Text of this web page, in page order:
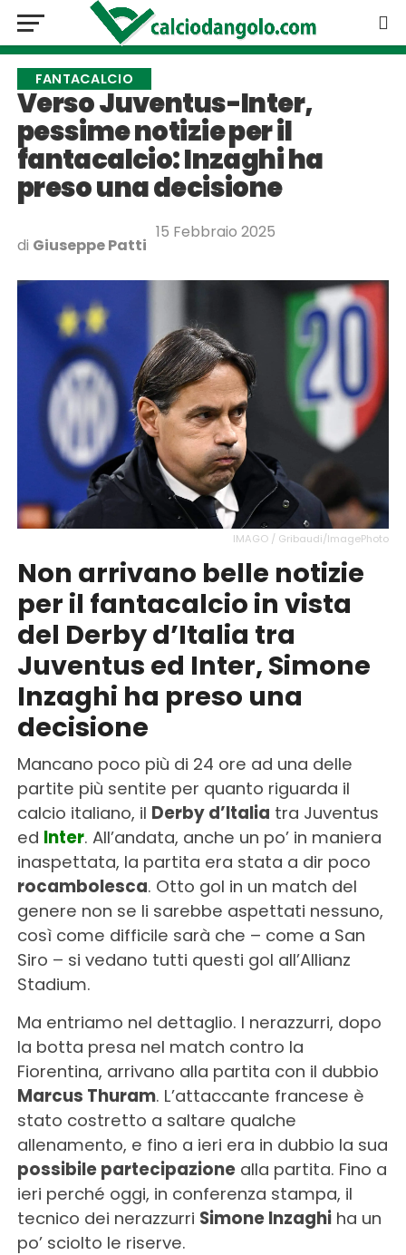
FANTACALCIO
Verso Juventus-Inter,
pessime notizie per il
fantacalcio: Inzaghi ha
preso una decisione
di Giuseppe Patti
15 Febbraio 2025
IMAGO / Gribaudi/ImagePhoto
Non arrivano belle notizie
per il fantacalcio in vista
del Derby d’Italia tra
Juventus ed Inter, Simone
Inzaghi ha preso una
decisione
Mancano poco più di 24 ore ad una delle
partite più sentite per quanto riguarda il
calcio italiano, il Derby d’Italia tra Juventus
ed Inter. All’andata, anche un po’ in maniera
inaspettata, la partita era stata a dir poco
rocambolesca. Otto gol in un match del
genere non se li sarebbe aspettati nessuno,
così come difficile sarà che – come a San
Siro – si vedano tutti questi gol all’Allianz
Stadium.
Ma entriamo nel dettaglio. I nerazzurri, dopo
la botta presa nel match contro la
Fiorentina, arrivano alla partita con il dubbio
Marcus Thuram. L’attaccante francese è
stato costretto a saltare qualche
allenamento, e fino a ieri era in dubbio la sua
possibile partecipazionealla partita. Fino a
ieri perché oggi, in conferenza stampa, il
tecnico dei nerazzurri Simone Inzaghiha un
po’ sciolto le riserve.